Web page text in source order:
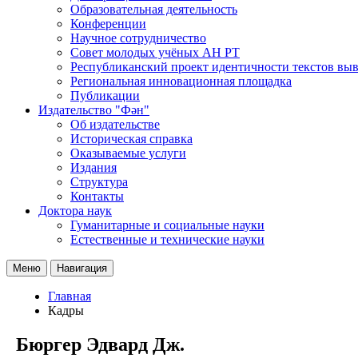
Образовательная деятельность
Конференции
Научное сотрудничество
Совет молодых учёных АН РТ
Республиканский проект идентичности текстов
Региональная инновационная площадка
Публикации
Издательство "Фән"
Об издательстве
Историческая справка
Оказываемые услуги
Издания
Структура
Контакты
Доктора наук
Гуманитарные и социальные науки
Естественные и технические науки
Меню Навигация
Главная
Кадры
Бюргер Эдвард Дж.